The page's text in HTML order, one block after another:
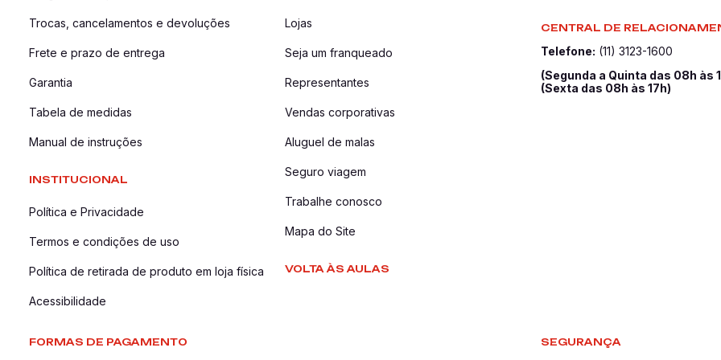
Trocas, cancelamentos e devoluções
Frete e prazo de entrega
Garantia
Tabela de medidas
Manual de instruções
INSTITUCIONAL
Política e Privacidade
Termos e condições de uso
Política de retirada de produto em loja física
Acessibilidade
Lojas
Seja um franqueado
Representantes
Vendas corporativas
Aluguel de malas
Seguro viagem
Trabalhe conosco
Mapa do Site
VOLTA ÀS AULAS
CENTRAL DE
Telefone: (11) 3123-1600
(Segunda a Quinta das 08h às
(Sexta das 08h às 17h)
FORMAS DE PAGAMENTO SEGURANÇA